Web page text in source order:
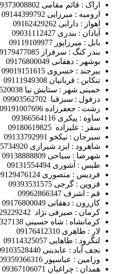
اراک : قائم مقامی 09373008802
ارومیه : میرزایی 09144399792
اهواز : دارابی 09162429262
آبادان : بندری 09031112427
بابل : میرزاپور 09119109977
بندر کنگ : سرفراز 09179477085
بوشهر : دهقانی 09176800049
بیرجند : خسروی 09019151615
تنکابن : قربانیان 09111949308
خمینی شهر : ستایش نیا 09120520038
دزفول : سبزقبا 09903562702
رشت : جعفرزاده 09191007696
ساوه : پیکری 09366564116
سقز : علیزاده 09180619825
سیرجان : نیکخو 09133792991
شاهرود : ایزد شیرازی 09125734920
شهرضا : سیاحی 09138888809
طبس : آشوری 09131554494
فردیس : منصوری 09129476124
قزوین : گرجی 09393531575
قم : اشرف 09962866347
کازرون : دهقانی 09176800049
کرمان : صیرفی نژاد 09129229242
کرمانشاه : شاه حسینی 09182327138
لار : طاهری 09176412310
لنگرود : طاهایی 09114325057
نجف آباد : عابدینی 09103528440
ورامین : عباسپور 09359366316
همدان : چراغیان 09367106071